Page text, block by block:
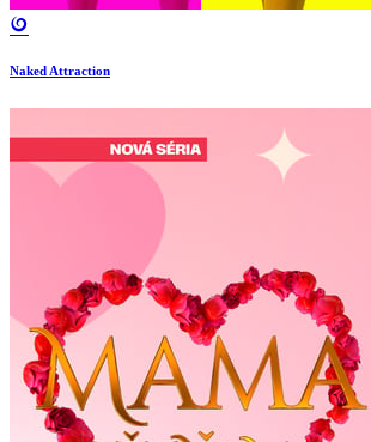
Naked Attraction